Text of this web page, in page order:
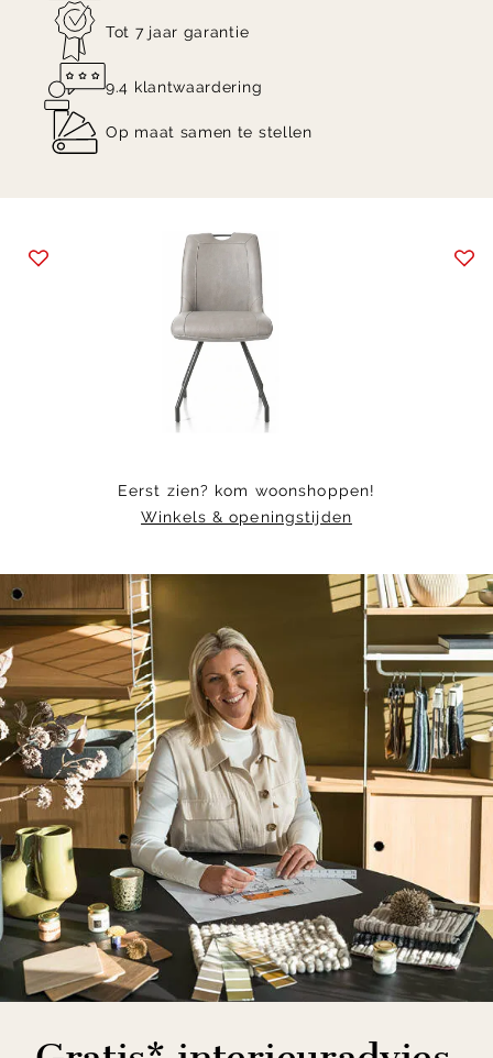
Tot 7 jaar garantie
9.4 klantwaardering
Op maat samen te stellen
Item
Eerst zien? kom woonshoppen!
Winkels & openingstijden